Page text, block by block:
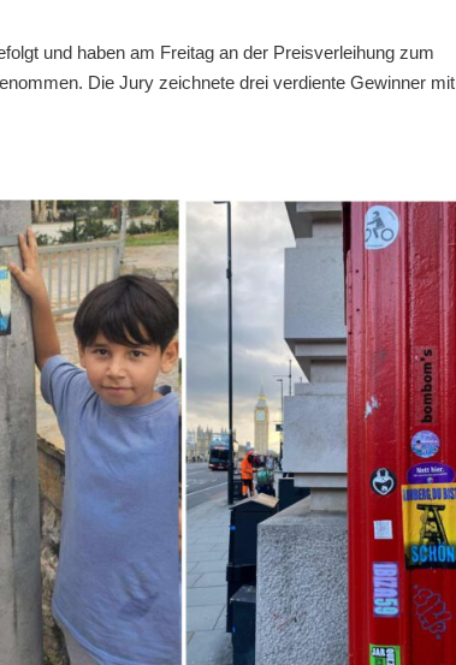
und haben am Freitag an der Preisverleihung zum
Die Jury zeichnete drei verdiente Gewinner mit